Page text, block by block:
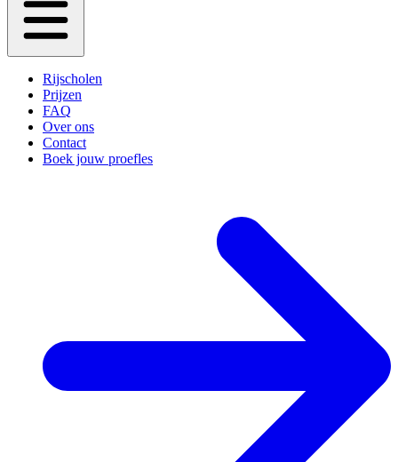
Rijscholen
Prijzen
FAQ
Over ons
Contact
Boek jouw proefles